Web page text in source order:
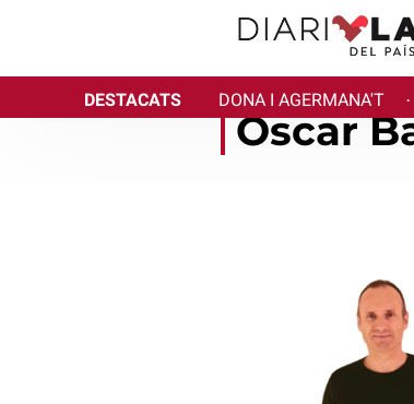
DESTACATS DONA I AGERMANA'T ·
Òscar